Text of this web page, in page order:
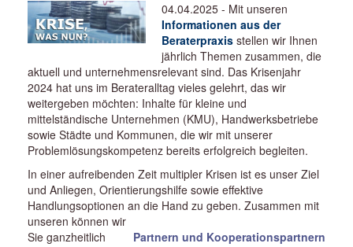
04.04.2025 - Mit unseren
Informationen aus der
Beraterpraxis stellen wir Ihnen
jährlich Themen zusammen, die
aktuell und unternehmensrelevant sind. Das Krisenjahr
2024 hat uns im Berateralltag vieles gelehrt, das wir
weitergeben möchten: Inhalte für kleine und
mittelständische Unternehmen (KMU), Handwerksbetriebe
sowie Städte und Kommunen, die wir mit unserer
Problemlösungskompetenz bereits erfolgreich begleiten.
In einer aufreibenden Zeit multipler Krisen ist es unser Ziel
und Anliegen, Orientierungshilfe sowie effektive
Handlungsoptionen an die Hand zu geben. Zusammen mit
unseren
Partnern und Kooperationspartnern
können wir
Sie ganzheitlich